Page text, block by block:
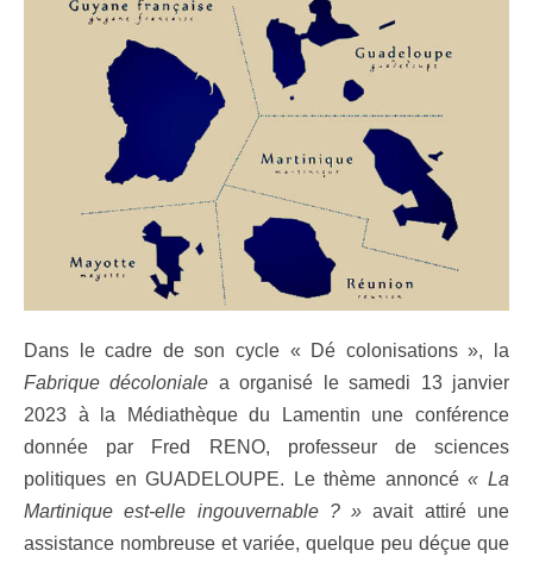
Dans le cadre de son cycle « Dé colonisations », la
Fabrique décoloniale a organisé le samedi 13 janvier
2023 à la Médiathèque du Lamentin une conférence
donnée par Fred RENO, professeur de sciences
politiques en GUADELOUPE. Le thème annoncé« La
Martinique est-elle ingouvernable ? » avait attiré une
assistance nombreuse et variée, quelque peu déçue que